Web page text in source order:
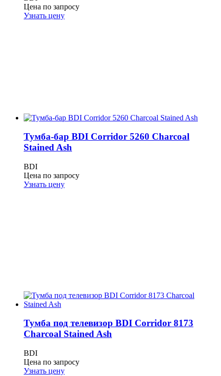
Цена по запросу
Узнать цену
Тумба-бар BDI Corridor 5260 Charcoal
Stained Ash
BDI
Цена по запросу
Узнать цену
Тумба под телевизор BDI Corridor 8173
Charcoal Stained Ash
BDI
Цена по запросу
Узнать цену